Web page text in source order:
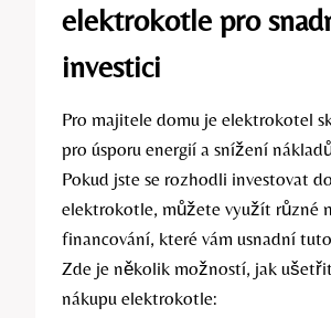
elektrokotle pro
investici
Pro majitele domu je elektrokotel
pro úsporu energií a snížení
Pokud jste se rozhodli investovat do
elektrokotle, můžete využít různé
financování, které vám usnadní
Zde je několik možností, jak
nákupu elektrokotle: